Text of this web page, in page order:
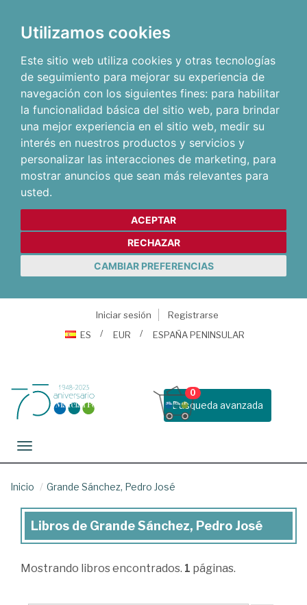
Utilizamos cookies
Este sitio web utiliza cookies y otras tecnologías
de seguimiento para mejorar su experiencia de
navegación con los siguientes fines: para habilitar
la funcionalidad básica del sitio web, para brindar
una mejor experiencia en el sitio web, medir su
interés en nuestros productos y servicios y
personalizar las interacciones de marketing, para
mostrar anuncios que sean más relevantes para
usted.
ACEPTAR
RECHAZAR
CAMBIAR PREFERENCIAS
Iniciar sesión
Registrarse
ES
EUR ESPAÑA PENINSULAR
Busqueda avanzada
0
Toggle navigation
Inicio Grande Sánchez, Pedro José
Libros
Grande
Libros de Grande Sánchez, Pedro José
Mostrando libros encontrados. 1 páginas.